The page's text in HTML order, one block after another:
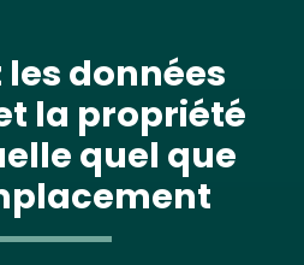
les données
la propriété
quel que